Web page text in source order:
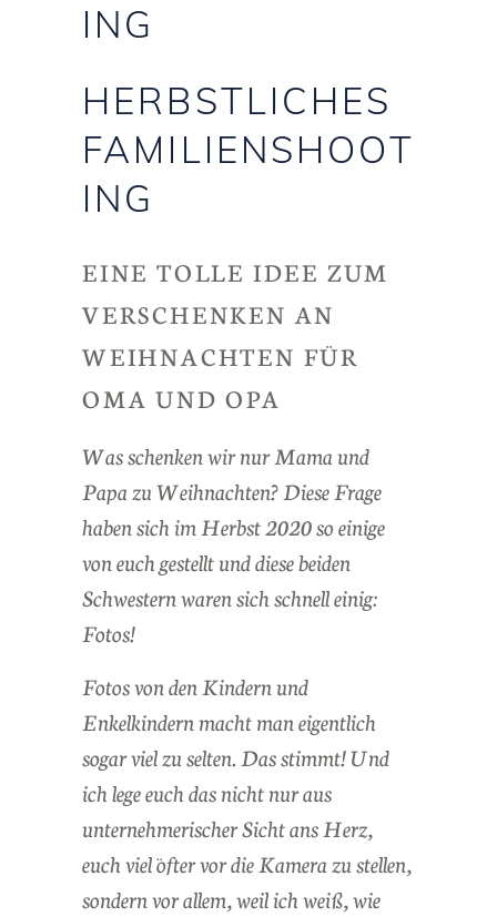
ING
HERBSTLICHES
FAMILIENSHOOT
ING
EINE TOLLE IDEE ZUM
VERSCHENKEN AN
WEIHNACHTEN FÜR
OMA UND OPA
Was schenken wir nur Mama und
Papa zu Weihnachten? Diese Frage
haben sich im Herbst 2020 so einige
von euch gestellt und diese beiden
Schwestern waren sich schnell einig:
Fotos!
Fotos von den Kindern und
Enkelkindern macht man eigentlich
sogar viel zu selten. Das stimmt! Und
ich lege euch das nicht nur aus
unternehmerischer Sicht ans Herz,
euch viel öfter vor die Kamera zu stellen,
sondern vor allem, weil ich weiß, wie